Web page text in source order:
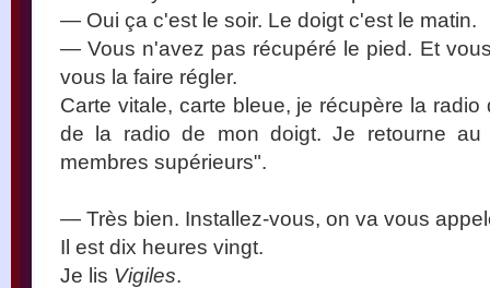
— Oui ça c'est le soir. Le doigt c'est le matin.
— Vous n'avez pas récupéré le pied. Et
vous la faire régler.
Carte vitale, carte bleue, je récupère la
de la radio de mon doigt. Je retourne
membres supérieurs".
— Très bien. Installez-vous, on va vous
Il est dix heures vingt.
Je lis Vigiles.